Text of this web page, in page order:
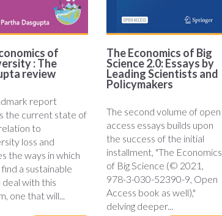
of
: The
review
report
the current state of
to
loss and
the ways in which
a sustainable
with this
one that will...
The Economics of Big
Science 2.0: Essays by
Leading Scientists and
Policymakers
The second volume of open
access essays builds upon
the success of the initial
installment, "The Economics
of Big Science (© 2021,
978-3-030-52390-9, Open
Access book as well),"
delving deeper...